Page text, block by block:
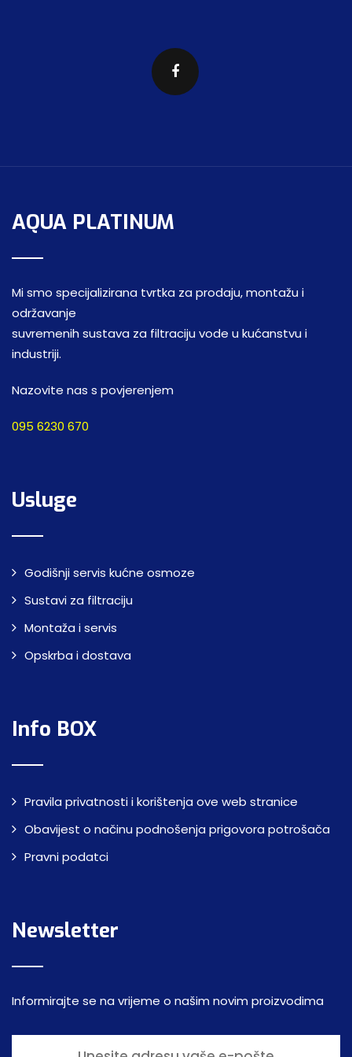
AQUA PLATINUM
Mi smo specijalizirana tvrtka za prodaju, montažu i
održavanje
suvremenih sustava za filtraciju vode u kućanstvu i
industriji.
Nazovite nas s povjerenjem
095 6230 670
Usluge
Godišnji servis kućne osmoze
Sustavi za filtraciju
Montaža i servis
Opskrba i dostava
Info BOX
Pravila privatnosti i korištenja ove web stranice
Obavijest o načinu podnošenja prigovora potrošača
Pravni podatci
Newsletter
Informirajte se na vrijeme o našim novim proizvodima